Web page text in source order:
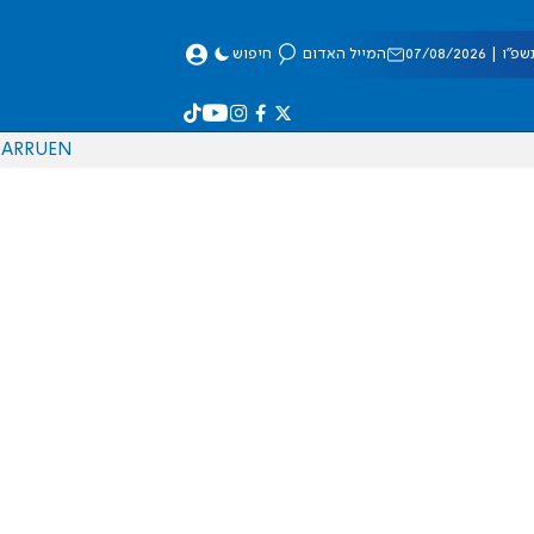
08/2026 המייל האדום חיפוש
EN
RU
AR